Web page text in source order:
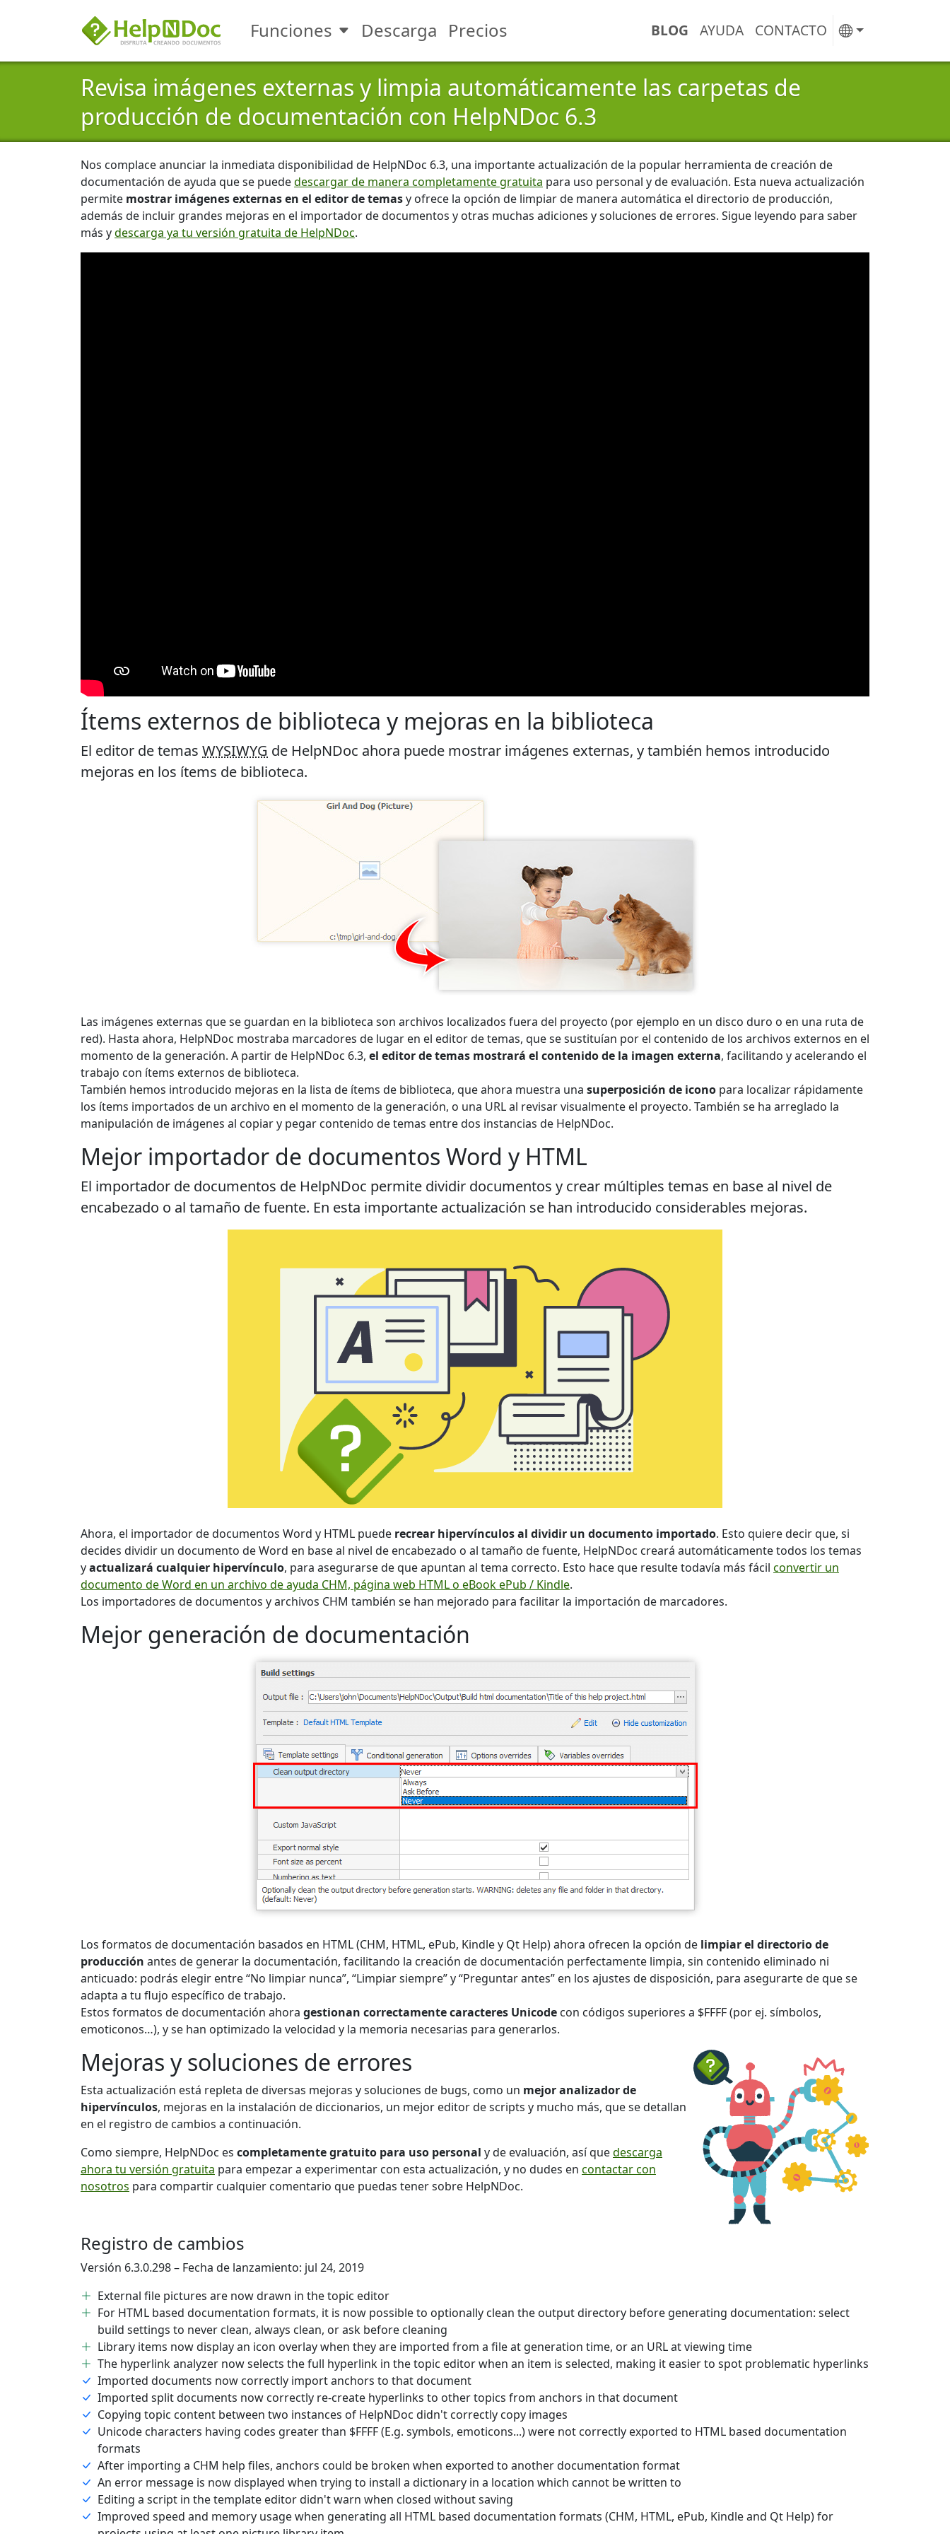
Funciones Toggle Funciones submenu
Descarga Precios BLOG AYUDA CONTACTO
Revisa imágenes externas y limpia automáticamente las carpetas de
producción de documentación con HelpNDoc 6.3
Nos complace anunciar la inmediata disponibilidad de HelpNDoc 6.3, una importante actualización de la popular herramienta de creación de
documentación de ayuda que se puededescargar de manera completamente gratuita para uso personal y de evaluación. Esta nueva actualización
permite mostrar imágenes externas en el editor de temasy ofrece la opción de limpiar de manera automática el directorio de producción,
además de incluir grandes mejoras en el importador de documentos y otras muchas adiciones y soluciones de errores. Sigue leyendo para saber
más ydescarga ya tu versión gratuita de HelpNDoc.
Ítems externos de biblioteca y mejoras en la biblioteca
El editor de temas WYSIWYG de HelpNDoc ahora puede mostrar imágenes externas, y también hemos introducido
mejoras en los ítems de biblioteca.
Las imágenes externas que se guardan en la biblioteca son archivos localizados fuera del proyecto (por ejemplo en un disco duro o en una ruta de
red). Hasta ahora, HelpNDoc mostraba marcadores de lugar en el editor de temas, que se sustituían por el contenido de los archivos externos en el
momento de la generación. A partir de HelpNDoc 6.3, el editor de temas mostrará el contenido de la imagen externa, facilitando y acelerando el
trabajo con ítems externos de biblioteca.
También hemos introducido mejoras en la lista de ítems de biblioteca, que ahora muestra una superposición de icono para localizar rápidamente
los ítems importados de un archivo en el momento de la generación, o una URL al revisar visualmente el proyecto. También se ha arreglado la
manipulación de imágenes al copiar y pegar contenido de temas entre dos instancias de HelpNDoc.
Mejor importador de documentos Word y HTML
El importador de documentos de HelpNDoc permite dividir documentos y crear múltiples temas en base al nivel de
encabezado o al tamaño de fuente. En esta importante actualización se han introducido considerables mejoras.
Ahora, el importador de documentos Word y HTML puede recrear hipervínculos al dividir un documento importado. Esto quiere decir que, si
decides dividir un documento de Word en base al nivel de encabezado o al tamaño de fuente, HelpNDoc creará automáticamente todos los temas
yactualizará cualquier hipervínculo, para asegurarse de que apuntan al tema correcto. Esto hace que resulte todavía más fácil convertir un
documento de Word en un archivo de ayuda CHM, página web HTML o eBook ePub / Kindle.
Los importadores de documentos y archivos CHM también se han mejorado para facilitar la importación de marcadores.
Mejor generación de documentación
Los formatos de documentación basados en HTML (CHM, HTML, ePub, Kindle y Qt Help) ahora ofrecen la opción de limpiar el directorio de
producción antes de generar la documentación, facilitando la creación de documentación perfectamente limpia, sin contenido eliminado ni
anticuado: podrás elegir entre “No limpiar nunca”, “Limpiar siempre” y “Preguntar antes” en los ajustes de disposición, para asegurarte de que se
adapta a tu flujo específico de trabajo.
Estos formatos de documentación ahora gestionan correctamente caracteres Unicode con códigos superiores a $FFFF (por ej. símbolos,
emoticonos…), y se han optimizado la velocidad y la memoria necesarias para generarlos.
Mejoras y soluciones de errores
Esta actualización está repleta de diversas mejoras y soluciones de bugs, como un mejor analizador de
hipervínculos, mejoras en la instalación de diccionarios, un mejor editor de scripts y mucho más, que se detallan
en el registro de cambios a continuación.
Como siempre, HelpNDoc es completamente gratuito para uso personal y de evaluación, así quedescarga
ahora tu versión gratuita para empezar a experimentar con esta actualización, y no dudes en contactar con
nosotros para compartir cualquier comentario que puedas tener sobre HelpNDoc.
Registro de cambios
Versión 6.3.0.298 – Fecha de lanzamiento: jul 24, 2019
External file pictures are now drawn in the topic editor
For HTML based documentation formats, it is now possible to optionally clean the output directory before generating documentation: select
build settings to never clean, always clean, or ask before cleaning
Library items now display an icon overlay when they are imported from a file at generation time, or an URL at viewing time
The hyperlink analyzer now selects the full hyperlink in the topic editor when an item is selected, making it easier to spot problematic hyperlinks
Imported documents now correctly import anchors to that document
Imported split documents now correctly re-create hyperlinks to other topics from anchors in that document
Copying topic content between two instances of HelpNDoc didn't correctly copy images
Unicode characters having codes greater than $FFFF (E.g. symbols, emoticons...) were not correctly exported to HTML based documentation
formats
After importing a CHM help files, anchors could be broken when exported to another documentation format
An error message is now displayed when trying to install a dictionary in a location which cannot be written to
Editing a script in the template editor didn't warn when closed without saving
Improved speed and memory usage when generating all HTML based documentation formats (CHM, HTML, ePub, Kindle and Qt Help) for